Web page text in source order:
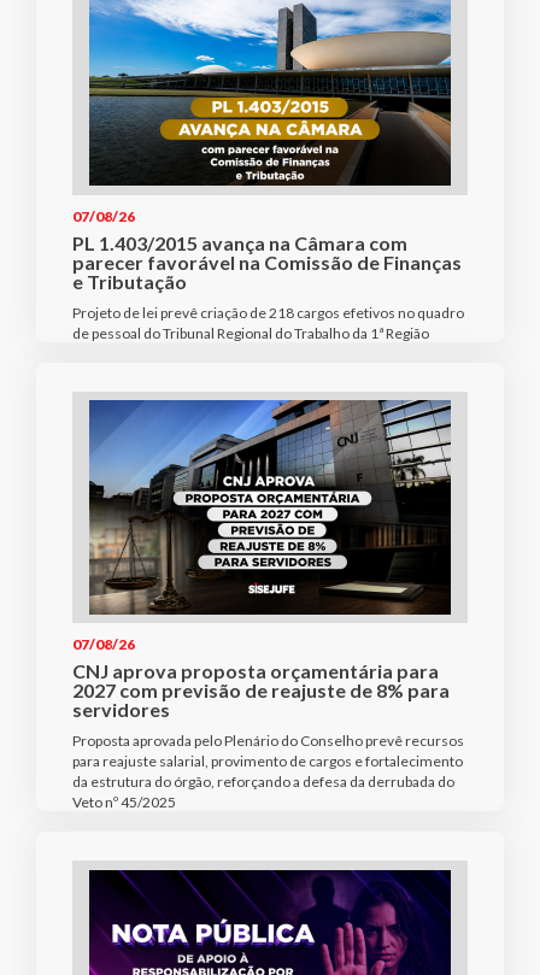
07/08/26
PL 1.403/2015 avança na Câmara com
parecer favorável na Comissão de Finanças
e Tributação
Projeto de lei prevê criação de 218 cargos efetivos no quadro
de pessoal do Tribunal Regional do Trabalho da 1ª Região
07/08/26
CNJ aprova proposta orçamentária para
2027 com previsão de reajuste de 8% para
servidores
Proposta aprovada pelo Plenário do Conselho prevê recursos
para reajuste salarial, provimento de cargos e fortalecimento
da estrutura do órgão, reforçando a defesa da derrubada do
Veto nº 45/2025